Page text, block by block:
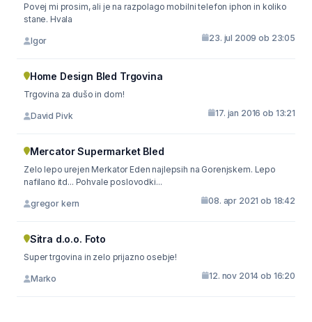
Povej mi prosim, ali je na razpolago mobilni telefon iphon in koliko
stane. Hvala
Igor 23. jul 2009 ob 23:05
Home Design Bled Trgovina
Trgovina za dušo in dom!
David Pivk 17. jan 2016 ob 13:21
Mercator Supermarket Bled
Zelo lepo urejen Merkator Eden najlepsih na Gorenjskem. Lepo
nafilano itd... Pohvale poslovodki...
gregor kern 08. apr 2021 ob 18:42
Sitra d.o.o. Foto
Super trgovina in zelo prijazno osebje!
Marko 12. nov 2014 ob 16:20